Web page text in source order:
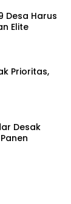
Desa Harus
Elite
Prioritas,
Desak